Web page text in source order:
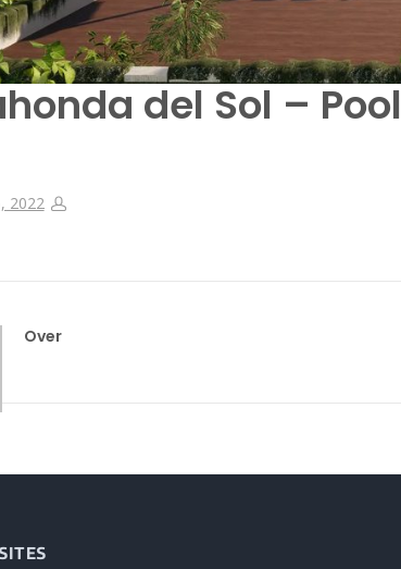
del Sol – Pool
2022
Over